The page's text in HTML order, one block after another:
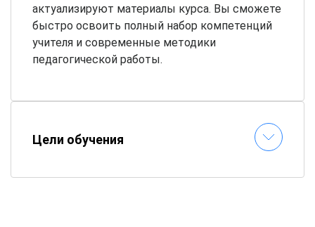
актуализируют материалы курса. Вы сможете
быстро освоить полный набор компетенций
учителя и современные методики
педагогической работы.
Цели обучения